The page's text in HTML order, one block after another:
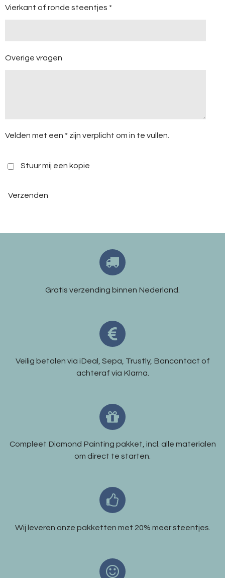
Vierkant of ronde steentjes *
Overige vragen
Velden met een * zijn verplicht om in te vullen.
Stuur mij een kopie
Verzenden
Gratis verzending binnen Nederland.
Veilig betalen via iDeal, Sepa, Trustly, Bancontact of
achteraf via Klarna.
Compleet Diamond Painting pakket, incl. alle materialen
om direct te starten.
Wij leveren onze pakketten met 20% meer steentjes.